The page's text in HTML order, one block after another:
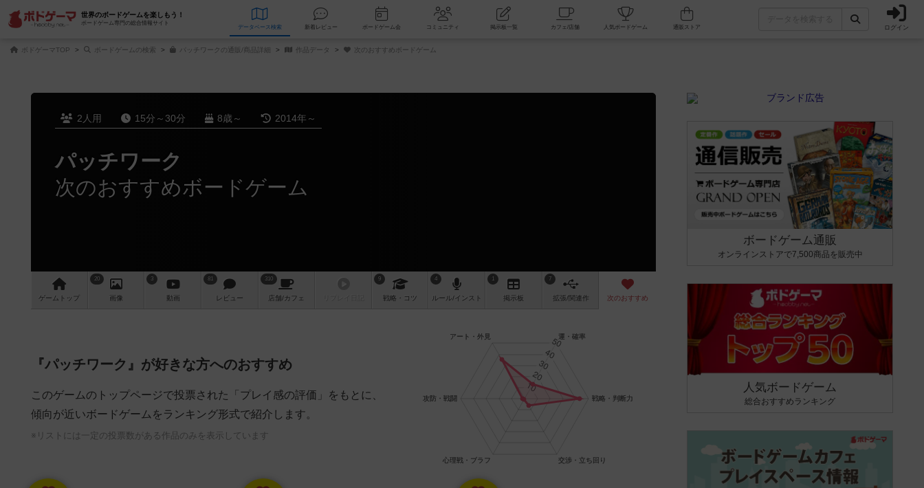
世界のボードゲームを楽しもう！
ボードゲーム専門の総合情報サイト
データベース 検索 新着レビュー ボードゲーム会 コミュニティ 掲示板一覧 カフェ/店舗 人気ボードゲーム ログイン
ボドゲーマTOP ボードゲームの検索 パッチワークの通販/商品詳細 作品データ 次のおすすめボードゲーム
2人用 15分～30分 8歳～ 2014年～
パッチワーク
次のおすすめボードゲーム
ゲーム トップ
20
画像
3
動画
81
レビュー
310
店舗/カフェ
9
戦略 ・コツ
4
ルール/インスト
1
掲示板
7
拡張/関連作 次のおすすめ
『パッチワーク』が好きな方へのおすすめ
このゲームのトップページで投票された「プレイ感の評価」をもとに、
傾向が近いボードゲームをランキング形式で紹介します。
※リストには一定の投票数がある作品のみを表示しています
ボードゲーム通販
オンラインストアで7,500商品を販売中
人気ボードゲーム
総合おすすめランキング